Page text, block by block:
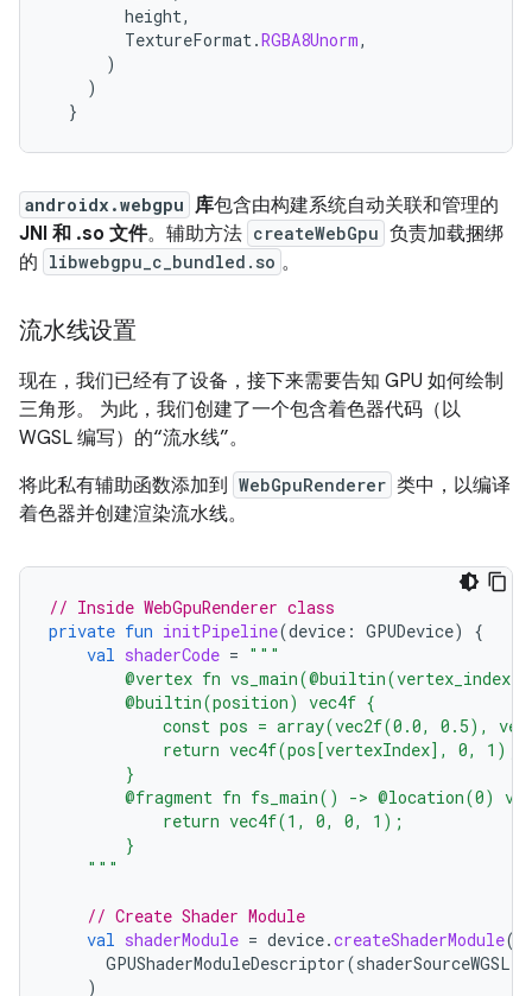
height,
TextureFormat.RGBA8Unorm,
)
)
}
androidx.webgpu 库包含由构建系统自动关联和管理的
JNI 和 .so 文件。辅助方法 createWebGpu 负责加载捆绑
的 libwebgpu_c_bundled.so 。
流水线设置
现在，我们已经有了设备，接下来需要告知 GPU 如何绘制
三角形。 为此，我们创建了一个包含着色器代码（以
WGSL 编写）的“流水线”。
将此私有辅助函数添加到 WebGpuRenderer 类中，以编译
着色器并创建渲染流水线。
// Inside WebGpuRenderer class
private fun initPipeline(device : GPUDevice)
{
val shaderCode = """
@vertex fn vs_main(@builtin(vertex_index)
        @builtin(position) vec4f {
const pos = array(vec2f(0.0, 0.5),
            return vec4f(pos[vertexIndex], 0, 1);
        }
@fragment fn fs_main() -> @location(0)
            return vec4f(1, 0, 0, 1);
        }
    """
// Create Shader Module
val shaderModule = device.createShaderModule(
GPUShaderModuleDescriptor(shaderSourceWGSL
)